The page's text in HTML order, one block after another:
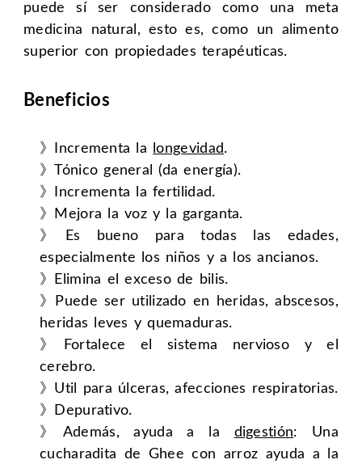
puede sí ser considerado como una meta
medicina natural, esto es, como un alimento
superior con propiedades terapéuticas.
Beneficios
》Incrementa la longevidad.
》Tónico general (da energía).
》Incrementa la fertilidad.
》Mejora la voz y la garganta.
》Es bueno para todas las edades,
especialmente los niños y a los ancianos.
》Elimina el exceso de bilis.
》Puede ser utilizado en heridas, abscesos,
heridas leves y quemaduras.
》Fortalece el sistema nervioso y el
cerebro.
》Util para úlceras, afecciones respiratorias.
》Depurativo.
》Además, ayuda a la digestión: Una
cucharadita de Ghee con arroz ayuda a la